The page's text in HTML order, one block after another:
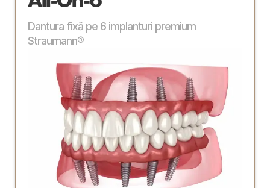
Dantura fixă pe 6 implanturi premium
Straumann®